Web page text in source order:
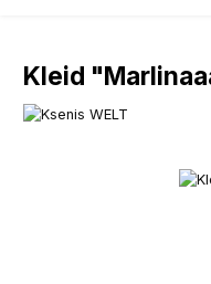
Kleid
Bildergalerie überspringen